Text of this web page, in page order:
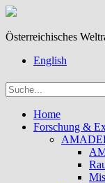
Österreichisches
English
Home
Forschung &